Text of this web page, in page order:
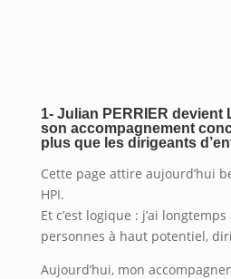
1- Julian PERRIER devient
son accompagnement
plus que les dirigeants
Cette page attire aujourd’hui
HPI.
Et c’est logique : j’ai
personnes à haut potentiel,
Aujourd’hui, mon